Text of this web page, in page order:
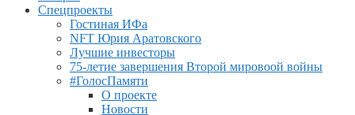
Спецпроекты
Гостиная ИФа
NFT Юрия Аратовского
Лучшие инвесторы
75-летие завершения Второй мировоой войны
#ГолосПамяти
О проекте
Новости